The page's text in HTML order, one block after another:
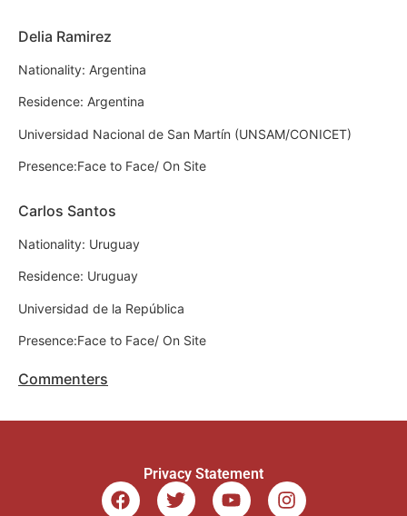
Delia Ramirez
Nationality: Argentina
Residence: Argentina
Universidad Nacional de San Martín (UNSAM/CONICET)
Presence:Face to Face/ On Site
Carlos Santos
Nationality: Uruguay
Residence: Uruguay
Universidad de la República
Presence:Face to Face/ On Site
Commenters
Privacy Statement